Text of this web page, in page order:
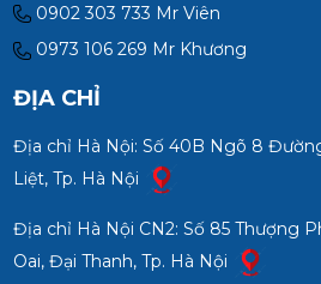
0902 303 733 Mr Viên
0973 106 269 Mr Khương
ĐỊA CHỈ
Địa chỉ Hà Nội: Số 40B Ngõ 8
Liệt, Tp. Hà Nội
Địa chỉ Hà Nội CN2: Số 85 Thượng
Oai, Đại Thanh, Tp. Hà Nội